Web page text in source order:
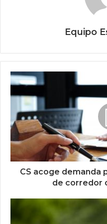
Equipo
CS acoge demanda
de corredor